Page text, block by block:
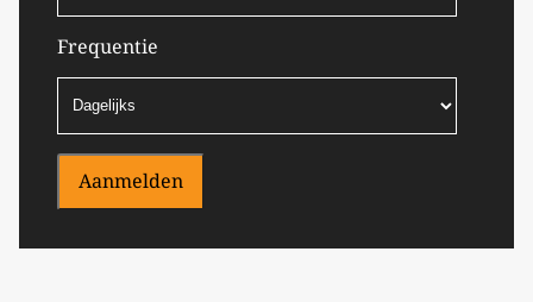
Frequentie
Aanmelden